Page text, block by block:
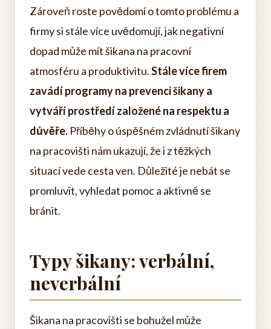
Zároveň roste povědomí o tomto problému a
firmy si stále více uvědomují, jak negativní
dopad může mít šikana na pracovní
atmosféru a produktivitu.Stále více firem
zavádí programy na prevenci šikany a
vytváří prostředí založené na respektu a
důvěře. Příběhy o úspěšném zvládnutí šikany
na pracovišti nám ukazují, že i z těžkých
situací vede cesta ven. Důležité je nebát se
promluvit, vyhledat pomoc a aktivně se
bránit.
Typy šikany: verbální,
neverbální
Šikana na pracovišti se bohužel může